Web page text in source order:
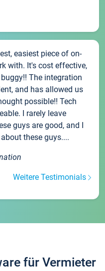
easiest piece of on-
with. It's cost effective,
The integration
and has allowed us
possible!! Tech
I rarely leave
guys are good, and I
these guys....
Weitere Testimonials
für Vermieter